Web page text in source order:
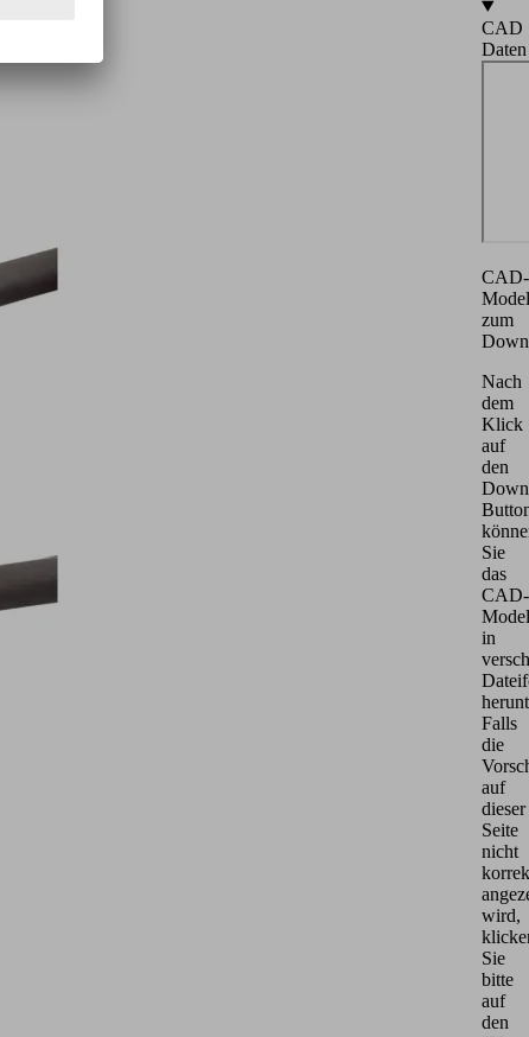
CAD
Daten
CAD-
zum
Nach
dem
Klick
auf
den
Sie
das
CAD-
in
Falls
die
auf
dieser
Seite
nicht
wird,
Sie
bitte
auf
den